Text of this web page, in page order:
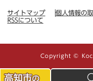
サイトマップ 個人情報の
RSSについて
Copyright ©